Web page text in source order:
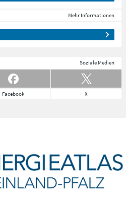
Mehr Informationen
Soziale Medien
Facebook X